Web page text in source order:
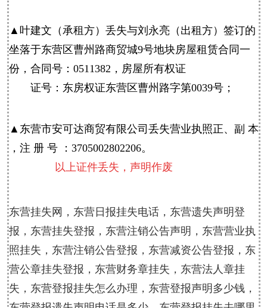
▲叶建文（承租方）丢失与刘永亮（出租方）签订的
坐落于东营区曹州路商贸城9号地块房屋租赁合同一
份，合同号：0511382，房屋所有权证
证号：东房权证东营区曹州路字第0039号；
▲ 东营市安可达商贸有限公司丢失营业执照正、副 本
，注 册 号 ：3705002802206。
以上证件丢失，声明作废
东营挂失网，东营日报挂失电话，东营遗失声明登
报，东营挂失登报，东营注销公告声明，东营营业执
照挂失，东营注销公告登报，东营减资公告登报，东
营公章挂失登报，东营财务章挂失，东营法人章挂
失，东营登报挂失怎么办理，东营登报声明多少钱，